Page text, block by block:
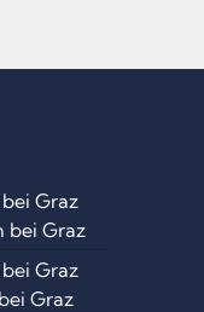
Graz
bei Graz
Graz
Graz